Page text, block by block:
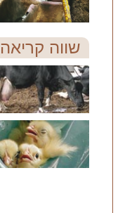
שווה קריאה